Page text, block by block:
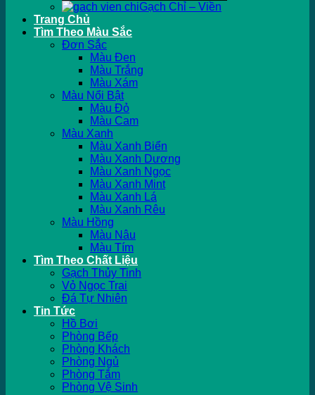
Gạch Chỉ – Viền
Trang Chủ
Tìm Theo Màu Sắc
Đơn Sắc
Màu Đen
Màu Trắng
Màu Xám
Màu Nổi Bật
Màu Đỏ
Màu Cam
Màu Xanh
Màu Xanh Biển
Màu Xanh Dương
Màu Xanh Ngọc
Màu Xanh Mint
Màu Xanh Lá
Màu Xanh Rêu
Màu Hồng
Màu Nâu
Màu Tím
Tìm Theo Chất Liệu
Gạch Thủy Tinh
Vỏ Ngọc Trai
Đá Tự Nhiên
Tin Tức
Hồ Bơi
Phòng Bếp
Phòng Khách
Phòng Ngủ
Phòng Tắm
Phòng Vệ Sinh